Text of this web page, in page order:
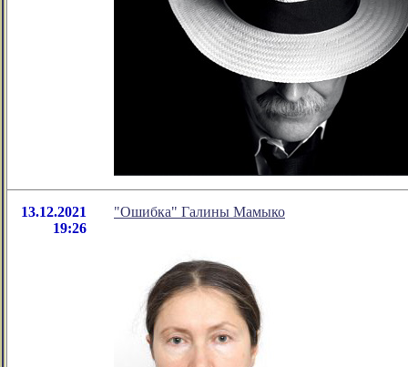
13.12.2021
19:26
"Ошибка" Галины Мамыко